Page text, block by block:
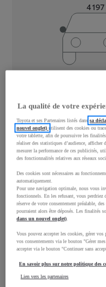
4 197
Consommation mixte
Consommation mixte
Émissions CO2
Performances
Vitesse maximale
Accélération 0-100km/h
Transmission
Roues motrices
La qualité de votre
Toyota et ses Partenaires listés danssa
nouvel onglet)utilisent des cookies ou
votre tablette, afin de poursuivre les
réaliser des statistiques d’audience,
mesurer la performance de ces publicités,
des fonctionnalités relatives aux réseaux
Des cookies sont nécessaires au
automatiquement.
Pour une navigation optimale, nous vous
fonctionnels. En les refusant, vous perdriez
réserve de votre consentement préalable,
pourraient alors être déposés. Les finalités
dans un nouvel onglet).
Vous pouvez accepter les cookies, gérer
vos consentements via le bouton "Gérer
accepter via le bouton "Continuer sans
En savoir plus sur notre politique des
Lien vers les partenaires